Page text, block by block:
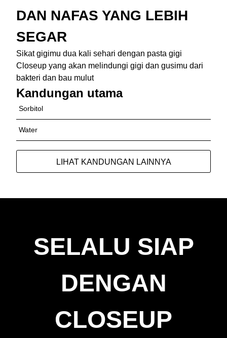
DAN NAFAS YANG LEBIH
SEGAR
Sikat gigimu dua kali sehari dengan pasta gigi
Closeup yang akan melindungi gigi dan gusimu dari
bakteri dan bau mulut
Kandungan utama
Sorbitol
Water
Hydrated Silica
Sodium Lauryl Sulfate
Cellulose Gum
Sodium Fluoride
Sodium Saccharin
Sodium Chloride
LIHAT KANDUNGAN LAINNYA
SELALU SIAP
DENGAN
CLOSEUP